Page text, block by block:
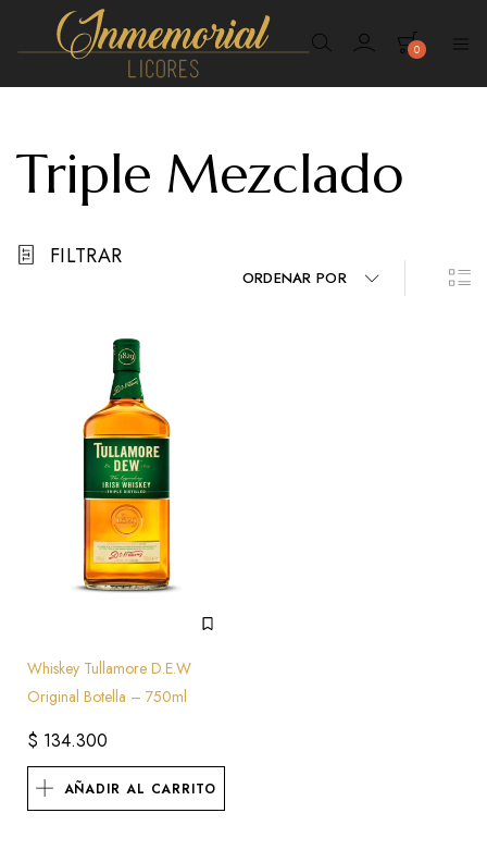
Inmemorial
0
Triple Mezclado
FILTRAR
ORDENAR POR
Whiskey Tullamore D.E.W
Original Botella – 750ml
$ 134.300
AÑADIR AL CARRITO